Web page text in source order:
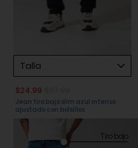
Talla
$24.99
Jean tiro bajo slim azul intenso
ajustado con bolsillos